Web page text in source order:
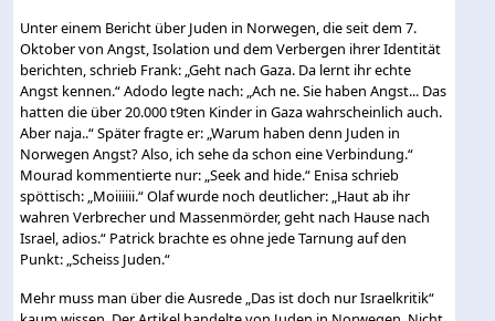
Unter einem Bericht über Juden in Norwegen, die seit dem 7.
Oktober von Angst, Isolation und dem Verbergen ihrer Identität
berichten, schrieb Frank: „Geht nach Gaza. Da lernt ihr echte
Angst kennen.“ Adodo legte nach: „Ach ne. Sie haben Angst... Das
hatten die über 20.000 t9ten Kinder in Gaza wahrscheinlich auch.
Aber naja..“ Später fragte er: „Warum haben denn Juden in
Norwegen Angst? Also, ich sehe da schon eine Verbindung.“
Mourad kommentierte nur: „Seek and hide.“ Enisa schrieb
spöttisch: „Moiiiiii.“ Olaf wurde noch deutlicher: „Haut ab ihr
wahren Verbrecher und Massenmörder, geht nach Hause nach
Israel, adios.“ Patrick brachte es ohne jede Tarnung auf den
Punkt: „Scheiss Juden.“
Mehr muss man über die Ausrede „Das ist doch nur Israelkritik“